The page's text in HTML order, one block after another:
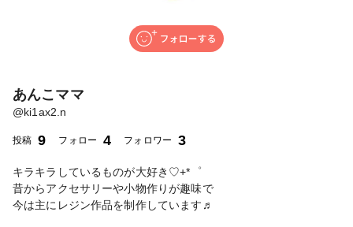
あんこママ
@ki1ax2.n
投稿 9 フォロー 4 フォロワー 3
キラキラしているものが大好き♡+*゜
昔からアクセサリーや小物作りが趣味で
今は主にレジン作品を制作しています♬